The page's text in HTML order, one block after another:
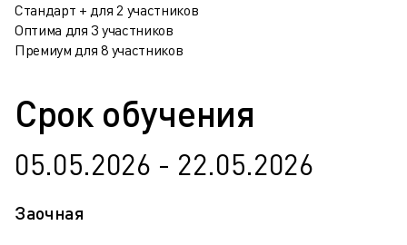
Стандарт + для 2 участников
Оптима для 3 участников
Премиум для 8 участников
Срок обучения
05.05.2026 - 22.05.2026
Заочная